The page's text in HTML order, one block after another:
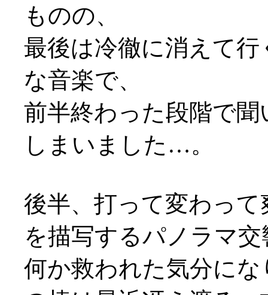
ものの、
最後は冷徹に消えて
な音楽で、
前半終わった段階で
しまいました…。
後半、打って変わっ
を描写するパノラマ交
何か救われた気分に